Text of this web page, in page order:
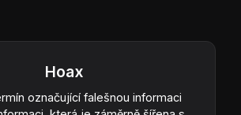
Hoax
označující falešnou informaci